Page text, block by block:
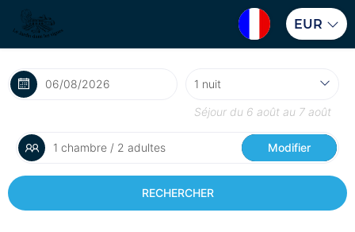
EUR
Séjour du 6 août au 7 août
1 chambre / 2 adultes Modifier